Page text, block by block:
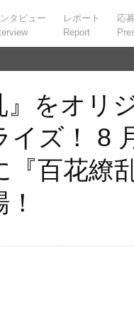
タビュー
レポート
Report
応
』をオリ
イズ！ 8
『百花繚